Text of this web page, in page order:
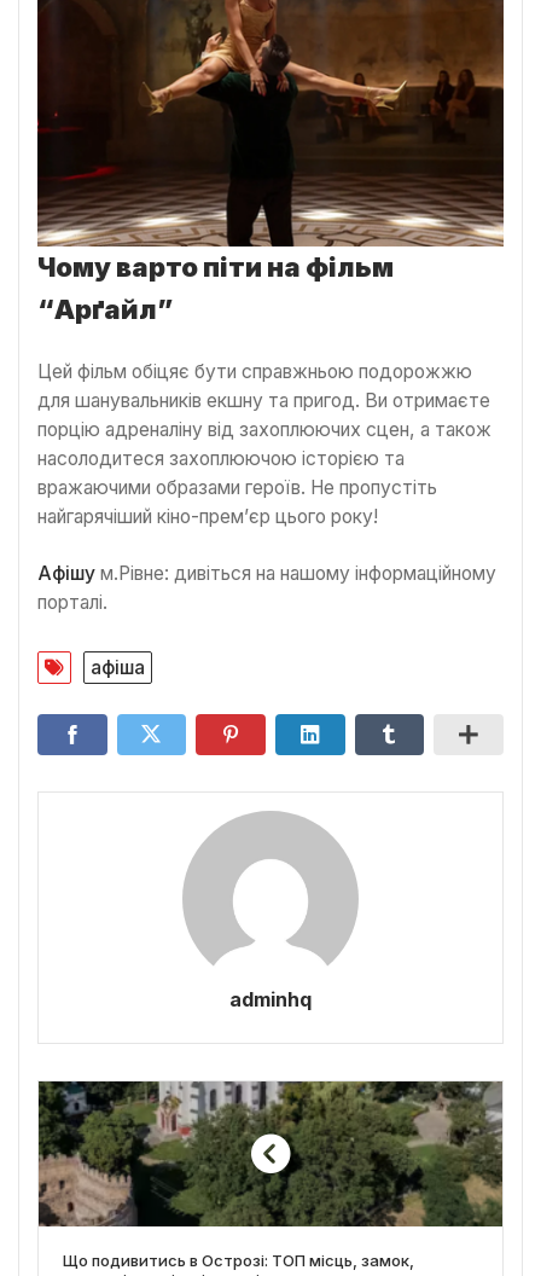
Чому варто піти на фільм
“Арґайл”
Цей фільм обіцяє бути справжньою подорожжю
для шанувальників екшну та пригод. Ви отримаєте
порцію адреналіну від захоплюючих сцен, а також
насолодитеся захоплюючою історією та
вражаючими образами героїв. Не пропустіть
найгарячіший кіно-прем’єр цього року!
Афішу м.Рівне: дивіться на нашому інформаційному
порталі.
афіша
adminhq
Що подивитись в Острозі: ТОП місць, замок,